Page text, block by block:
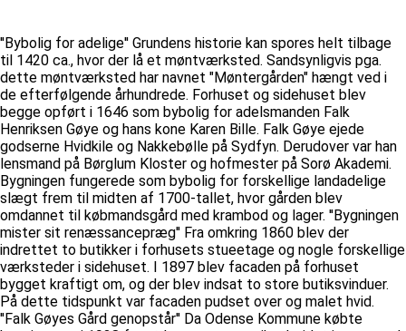
''Bybolig for adelige'' Grundens historie kan spores helt tilbage
til 1420 ca., hvor der lå et møntværksted. Sandsynligvis pga.
dette møntværksted har navnet "Møntergården" hængt ved i
de efterfølgende århundrede. Forhuset og sidehuset blev
begge opført i 1646 som bybolig for adelsmanden Falk
Henriksen Gøye og hans kone Karen Bille. Falk Gøye ejede
godserne Hvidkile og Nakkebølle på Sydfyn. Derudover var han
lensmand på Børglum Kloster og hofmester på Sorø Akademi.
Bygningen fungerede som bybolig for forskellige landadelige
slægt frem til midten af 1700-tallet, hvor gården blev
omdannet til købmandsgård med krambod og lager. ''Bygningen
mister sit renæssancepræg'' Fra omkring 1860 blev der
indrettet to butikker i forhusets stueetage og nogle forskellige
værksteder i sidehuset. I 1897 blev facaden på forhuset
bygget kraftigt om, og der blev indsat to store butiksvinduer.
På dette tidspunkt var facaden pudset over og malet hvid.
''Falk Gøyes Gård genopstår'' Da Odense Kommune købte